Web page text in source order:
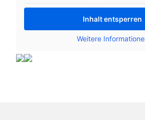
Inhalt entsperren
Weitere